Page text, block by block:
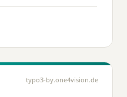
typo3-by.one4vision.de